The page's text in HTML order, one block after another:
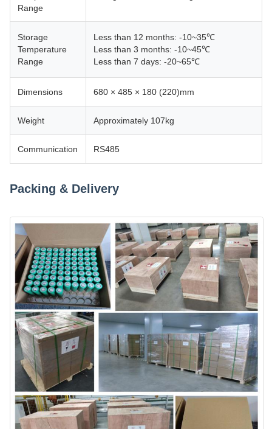
Range
Storage
Temperature
Range
Less than 12 months: -10~35℃
Less than 3 months: -10~45℃
Less than 7 days: -20~65℃
Dimensions 680 × 485 × 180 (220)mm
Weight Approximately 107kg
Communication RS485
Packing & Delivery